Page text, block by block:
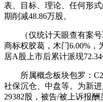
表、目标、理论、任何形
期削减48.86万股。
（仅统计天眼查有案号
商标权胶葛，木门6.00%
居A股上市后累计派现72.34
所属概念板块包罗：
社保沉仓、中盘等。为新
29382股，被告/被上诉报